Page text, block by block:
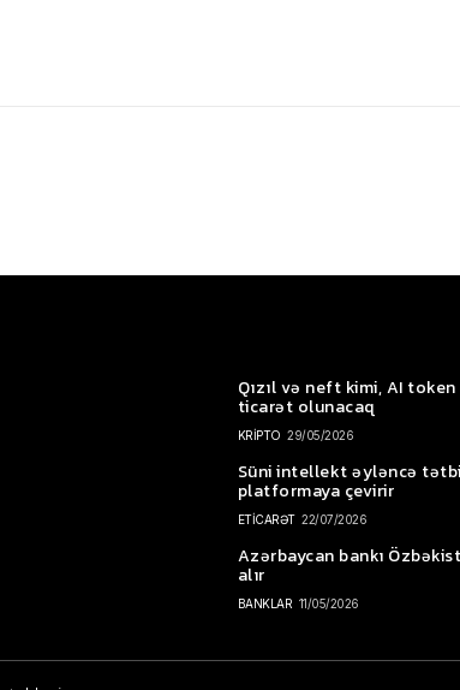
Qızıl və neft kimi, AI
ticarət olunacaq
KRİPTO 29/05/2026
Süni intellekt əyləncə
platformaya çevirir
ETİCARƏT 22/07/2026
Azərbaycan bankı
alır
BANKLAR 11/05/2026